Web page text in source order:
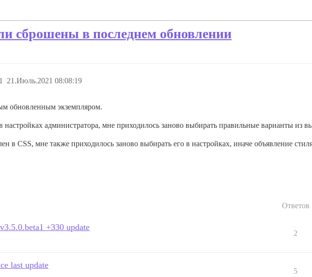
в последнем обновлении
21.Июль.2021 08:08:19
1
обновленным экземпляром.
настройках администратора, мне приходилось заново выбирать правильные варианты из
в CSS, мне также приходилось заново выбирать его в настройках, иначе объявление
Ответов
+330 update
2
last update
5